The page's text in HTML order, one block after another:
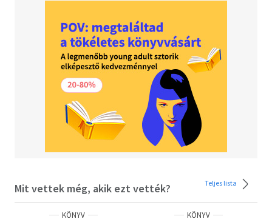
Mit vettek még, akik ezt vették? Teljes lista
KÖNYV KÖNYV